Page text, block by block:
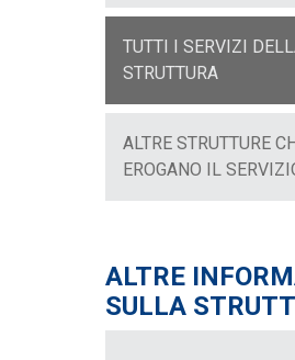
TUTTI I SERVIZI
STRUTTURA
ALTRE STRUTTURE
EROGANO IL
ALTRE
SULLA